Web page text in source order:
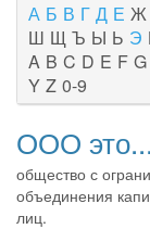
А Б В Г Д Е Ж
Ш Щ Ъ Ы Ь Э
A B C D E F G
Y Z 0-9
ООО это...
общество с
объединения
лиц.